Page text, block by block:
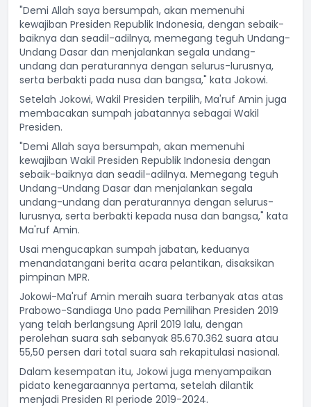
"Demi Allah saya bersumpah, akan memenuhi
kewajiban Presiden Republik Indonesia, dengan sebaik-
baiknya dan seadil-adilnya, memegang teguh Undang-
Undang Dasar dan menjalankan segala undang-
undang dan peraturannya dengan selurus-lurusnya,
serta berbakti pada nusa dan bangsa," kata Jokowi.
Setelah Jokowi, Wakil Presiden terpilih, Ma'ruf Amin juga
membacakan sumpah jabatannya sebagai Wakil
Presiden.
"Demi Allah saya bersumpah, akan memenuhi
kewajiban Wakil Presiden Republik Indonesia dengan
sebaik-baiknya dan seadil-adilnya. Memegang teguh
Undang-Undang Dasar dan menjalankan segala
undang-undang dan peraturannya dengan selurus-
lurusnya, serta berbakti kepada nusa dan bangsa," kata
Ma'ruf Amin.
Usai mengucapkan sumpah jabatan, keduanya
menandatangani berita acara pelantikan, disaksikan
pimpinan MPR.
Jokowi-Ma'ruf Amin meraih suara terbanyak atas atas
Prabowo-Sandiaga Uno pada Pemilihan Presiden 2019
yang telah berlangsung April 2019 lalu, dengan
perolehan suara sah sebanyak 85.670.362 suara atau
55,50 persen dari total suara sah rekapitulasi nasional.
Dalam kesempatan itu, Jokowi juga menyampaikan
pidato kenegaraannya pertama, setelah dilantik
menjadi Presiden RI periode 2019-2024.